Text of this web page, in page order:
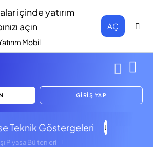
içinde yatırım
açın
Mobil
AÇ
GİRİŞ YAP
Teknik Göstergeleri
Piyasa Bültenleri